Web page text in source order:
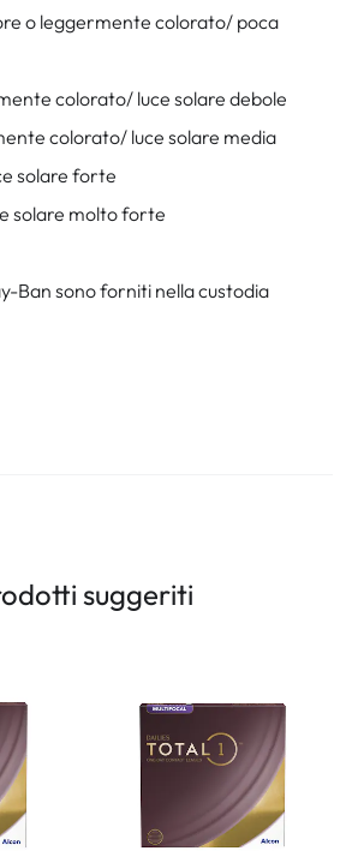
o leggermente colorato/ poca
colorato/ luce solare debole
colorato/ luce solare media
solare forte
solare molto forte
Ban sono forniti nella custodia
suggeriti